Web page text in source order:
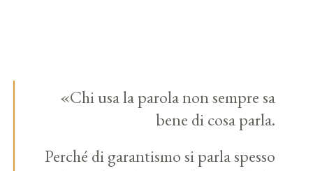
«Chi usa la parola non sempre sa
bene di cosa parla.
Perché di garantismo si parla spesso